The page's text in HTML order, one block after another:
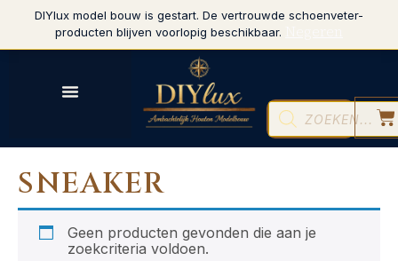
DIYlux model bouw is gestart. De vertrouwde schoenveter-
producten blijven voorlopig beschikbaar.
SNEAKER
Geen producten gevonden die aan je
zoekcriteria voldoen.